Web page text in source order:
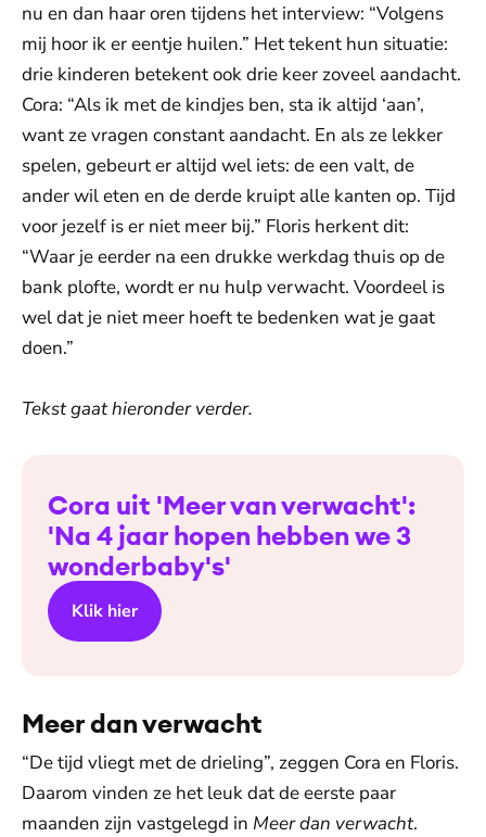
nu en dan haar oren tijdens het interview: “Volgens
mij hoor ik er eentje huilen.” Het tekent hun situatie:
drie kinderen betekent ook drie keer zoveel aandacht.
Cora: “Als ik met de kindjes ben, sta ik altijd ‘aan’,
want ze vragen constant aandacht. En als ze lekker
spelen, gebeurt er altijd wel iets: de een valt, de
ander wil eten en de derde kruipt alle kanten op. Tijd
voor jezelf is er niet meer bij.” Floris herkent dit:
“Waar je eerder na een drukke werkdag thuis op de
bank plofte, wordt er nu hulp verwacht. Voordeel is
wel dat je niet meer hoeft te bedenken wat je gaat
doen.”
Tekst gaat hieronder verder.
Cora uit 'Meer van verwacht':
'Na 4 jaar hopen hebben we 3
wonderbaby's'
Klik hier
Meer dan verwacht
“De tijd vliegt met de drieling”, zeggen Cora en Floris.
Daarom vinden ze het leuk dat de eerste paar
maanden zijn vastgelegd in Meer dan verwacht.